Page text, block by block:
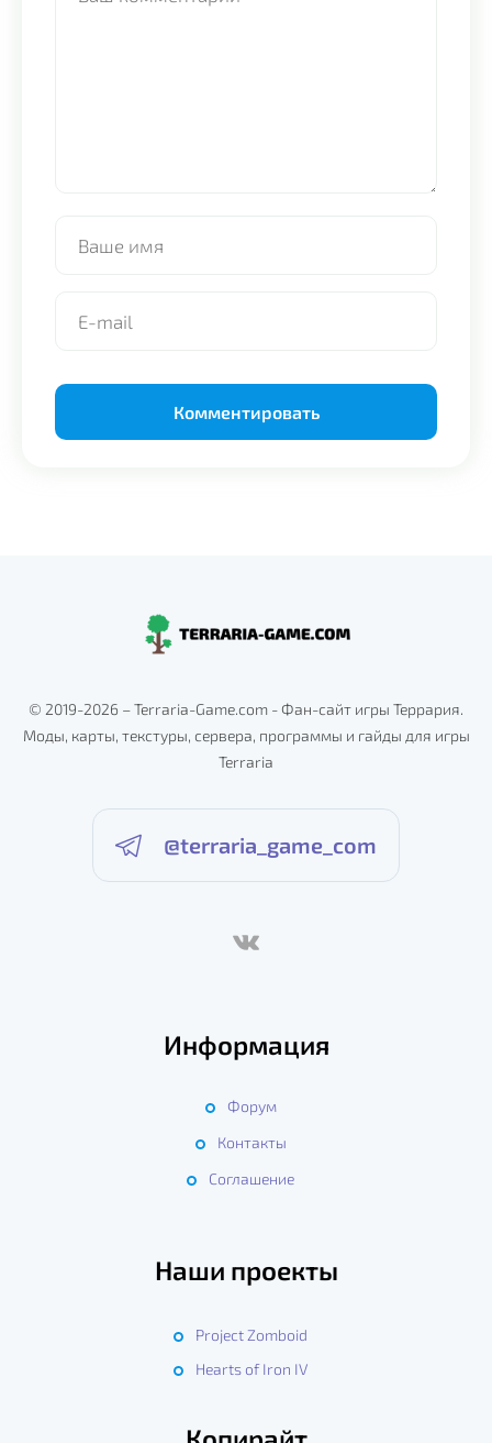
© 2019-2026 – Terraria-Game.com - Фан-сайт игры Террария.
Моды, карты, текстуры, сервера, программы и гайды для игры
Terraria
@terraria_game_com
Информация
Форум
Контакты
Соглашение
Наши проекты
Project Zomboid
Hearts of Iron IV